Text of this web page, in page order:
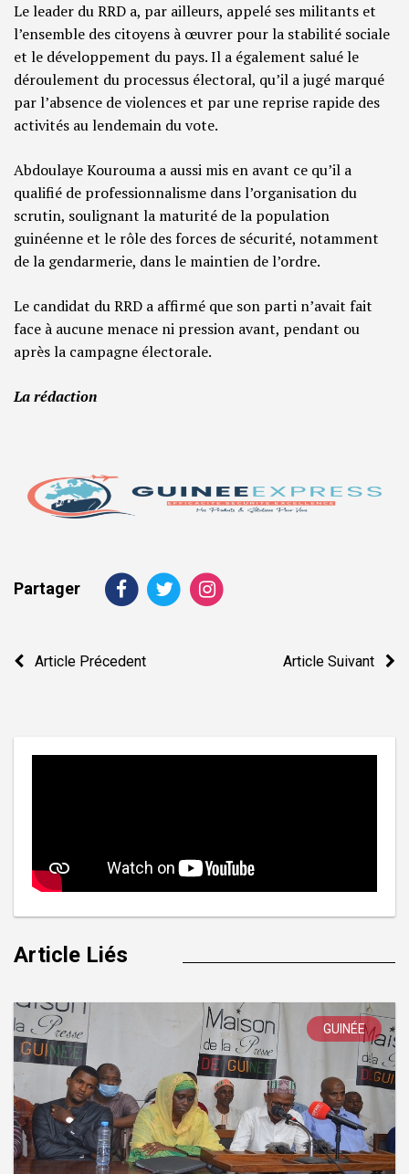
Le leader du RRD a, par ailleurs, appelé ses militants et
l’ensemble des citoyens à œuvrer pour la stabilité sociale
et le développement du pays. Il a également salué le
déroulement du processus électoral, qu’il a jugé marqué
par l’absence de violences et par une reprise rapide des
activités au lendemain du vote.
Abdoulaye Kourouma a aussi mis en avant ce qu’il a
qualifié de professionnalisme dans l’organisation du
scrutin, soulignant la maturité de la population
guinéenne et le rôle des forces de sécurité, notamment
de la gendarmerie, dans le maintien de l’ordre.
Le candidat du RRD a affirmé que son parti n’avait fait
face à aucune menace ni pression avant, pendant ou
après la campagne électorale.
La rédaction
Partager
Navigation
Article Précedent Article Suivant
Article Liés
GUINÉE